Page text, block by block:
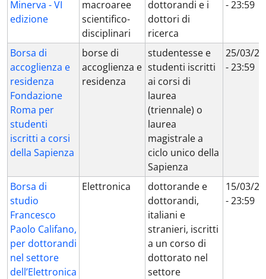
Minerva - VI
edizione
macroaree
scientifico-
disciplinari
dottorandi e i
dottori di
ricerca
- 23:59
Borsa di
accoglienza e
residenza
Fondazione
Roma per
studenti
iscritti a corsi
della Sapienza
borse di
accoglienza e
residenza
studentesse e
studenti iscritti
ai corsi di
laurea
(triennale) o
laurea
magistrale a
ciclo unico della
Sapienza
25/03/
- 23:59
Borsa di
studio
Francesco
Paolo Califano,
per dottorandi
nel settore
dell’Elettronica
Elettronica
dottorande e
dottorandi,
italiani e
stranieri, iscritti
a un corso di
dottorato nel
settore
15/03/
- 23:59